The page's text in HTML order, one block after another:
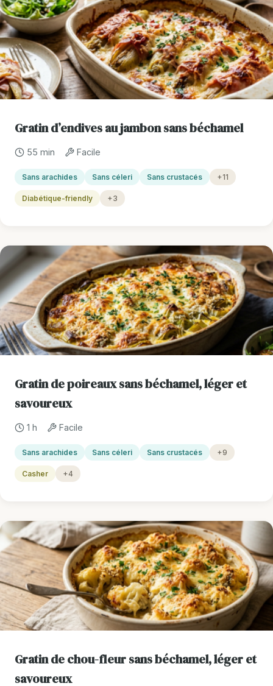
Gratin d’endives au jambon sans béchamel
55 min Facile
Sans arachides Sans céleri Sans crustacés +11
Diabétique-friendly +3
Gratin de poireaux sans béchamel, léger et
savoureux
1 h Facile
Sans arachides Sans céleri Sans crustacés +9
Casher +4
Gratin de chou-fleur sans béchamel, léger et
savoureux